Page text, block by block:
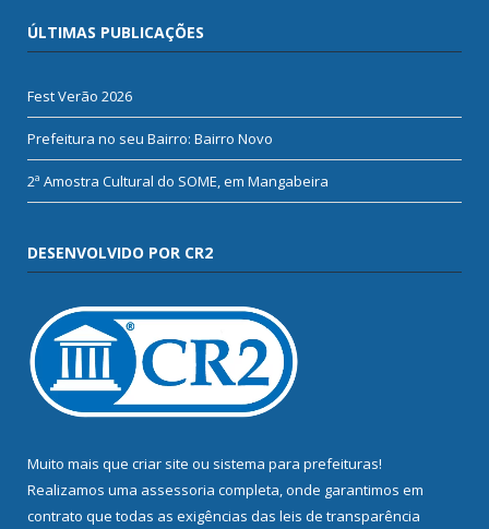
ÚLTIMAS PUBLICAÇÕES
Fest Verão 2026
Prefeitura no seu Bairro: Bairro Novo
2ª Amostra Cultural do SOME, em Mangabeira
DESENVOLVIDO POR CR2
Muito mais que criar site ou sistema para prefeituras!
Realizamos uma assessoria completa, onde garantimos em
contrato que todas as exigências das leis de transparência